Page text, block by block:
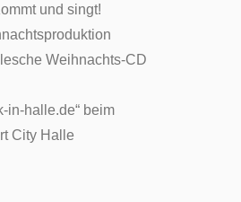
und singt!
Weihnachts-CD
in-halle.de“ beim
City Halle